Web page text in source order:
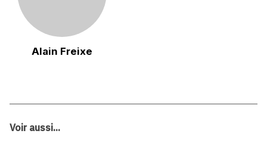
Alain Freixe
Voir aussi...